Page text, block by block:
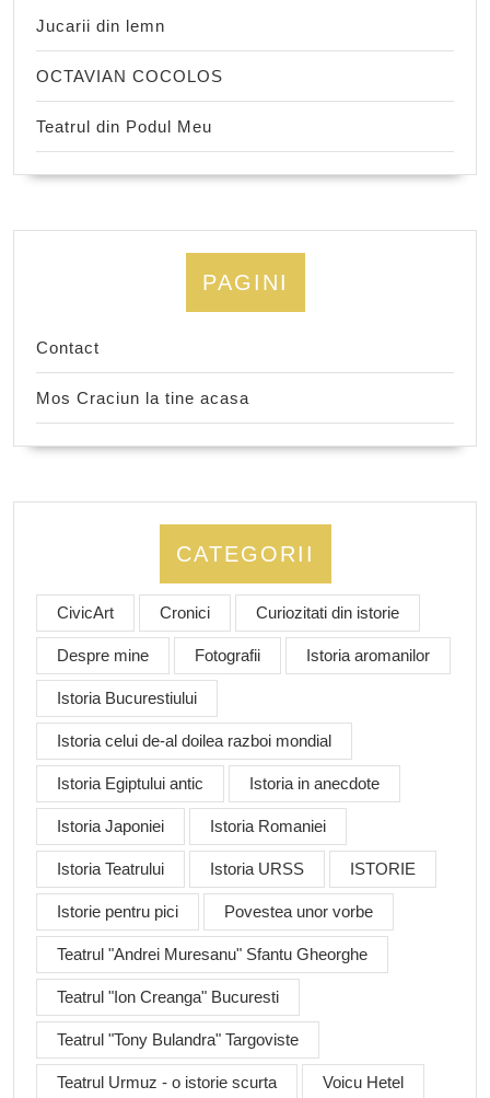
Jucarii din lemn
OCTAVIAN COCOLOS
Teatrul din Podul Meu
PAGINI
Contact
Mos Craciun la tine acasa
CATEGORII
CivicArt Cronici Curiozitati din istorie
Despre mine Fotografii Istoria aromanilor
Istoria Bucurestiului
Istoria celui de-al doilea razboi mondial
Istoria Egiptului antic Istoria in anecdote
Istoria Japoniei Istoria Romaniei
Istoria Teatrului Istoria URSS ISTORIE
Istorie pentru pici Povestea unor vorbe
Teatrul "Andrei Muresanu" Sfantu Gheorghe
Teatrul "Ion Creanga" Bucuresti
Teatrul "Tony Bulandra" Targoviste
Teatrul Urmuz - o istorie scurta Voicu Hetel